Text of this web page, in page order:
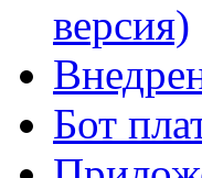
версия)
Бот